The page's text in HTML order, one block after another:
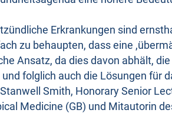
Erkrankungen sind
zu behaupten, dass eine
Ansatz, da dies davon abhält,
folglich auch die Lösungen für
Smith, Honorary Senior
Medicine (GB) und Mitautorin